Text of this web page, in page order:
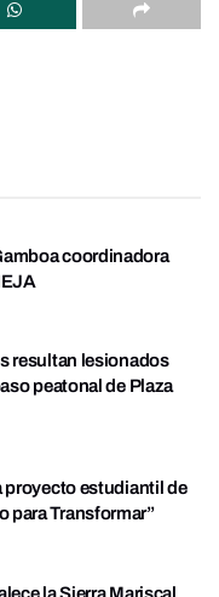
coordinadora
resultan lesionados
peatonal de Plaza
proyecto estudiantil de
para Transformar”